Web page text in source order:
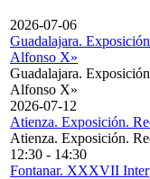
2026-07-06
Guadalajara.
Alfonso X»
Guadalajara.
Alfonso X»
2026-07-12
Atienza. Exposición.
Atienza. Exposición.
12:30 - 14:30
Fontanar. XXXVII